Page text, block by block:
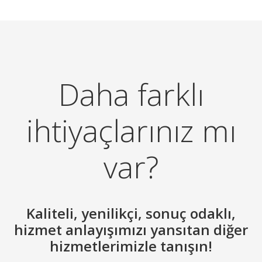
Daha farklı
ihtiyaçlarınız mı
var?
Kaliteli, yenilikçi, sonuç odaklı,
hizmet anlayışımızı yansıtan diğer
hizmetlerimizle tanışın!